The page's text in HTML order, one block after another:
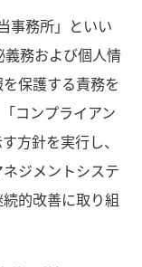
事務所」といい
務および個人情
保護する責務を
コンプライアン
方針を実行し、
ジメントシステ
的改善に取り組